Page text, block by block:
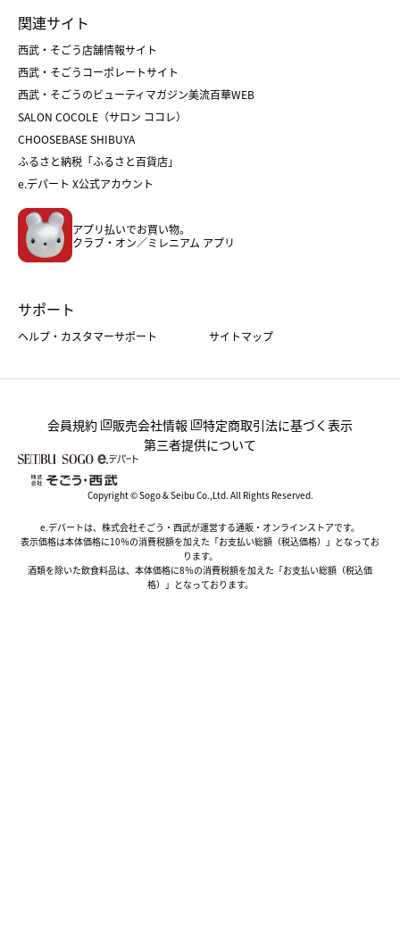
父の日
クリスマスケーキ
ホワイトデー
菓子折り
和菓子
人気のギフト
バレンタイン
ホワイトデー
おせち
フード
ホーム・キッチン＆アート
関連サイト
西武・そごう店舗情報サイト
西武・そごうコーポレートサイト
西武・そごうのビューティマガジン美流百華WEB
SALON COCOLE（サロン ココレ）
CHOOSEBASE SHIBUYA
ふるさと納税「ふるさと百貨店」
e.デパート X公式アカウント
アプリ払いでお買い物。
クラブ・オン／ミレニアム アプリ
サポート
ヘルプ・カスタマーサポート サイトマップ
会員規約 販売会社情報
特定商取引法に基づく表示
第三者提供について
Copyright © Sogo & Seibu Co.,Ltd. All Rights Reserved.
e.デパートは、株式会社そごう・西武が運営する通販・オンラインストアです。
表示価格は本体価格に10％の消費税額を加えた「お支払い総額（税込価格）」となってお
ります。
酒類を除いた飲食料品は、本体価格に8％の消費税額を加えた「お支払い総額（税込価
格）」となっております。